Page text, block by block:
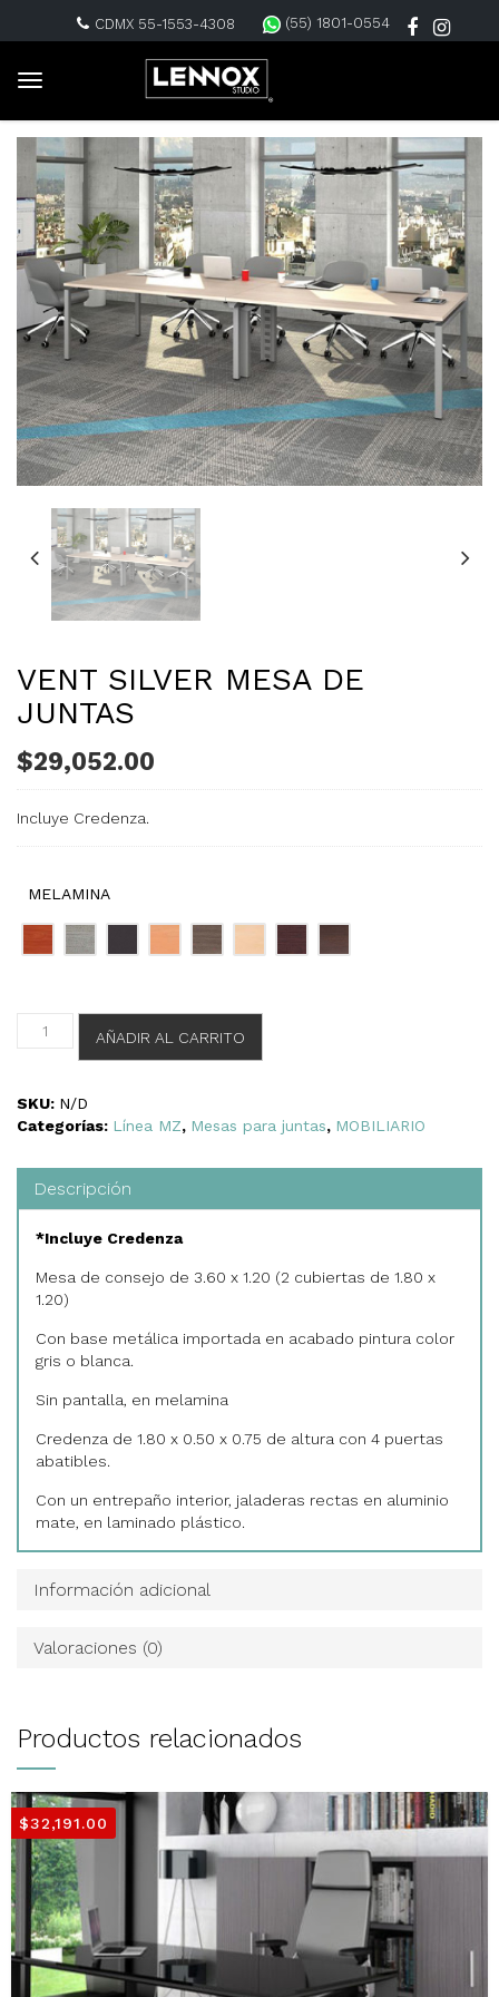
CDMX 55-1553-4308 (55) 1801-0554
VENT SILVER MESA DE
JUNTAS
$29,052.00
Incluye Credenza.
MELAMINA
VENT
JUNTAS
cantidad
AÑADIR AL CARRITO
SKU: N/D
Categorías: Línea MZ, Mesas para juntas, MOBILIARIO
Descripción
*Incluye Credenza
Mesa de consejo de 3.60 x 1.20 (2 cubiertas de 1.80 x
1.20)
Con base metálica importada en acabado pintura color
gris o blanca.
Sin pantalla, en melamina
Credenza de 1.80 x 0.50 x 0.75 de altura con 4 puertas
abatibles.
Con un entrepaño interior, jaladeras rectas en aluminio
mate, en laminado plástico.
Información adicional
Valoraciones (0)
Productos relacionados
$32,191.00